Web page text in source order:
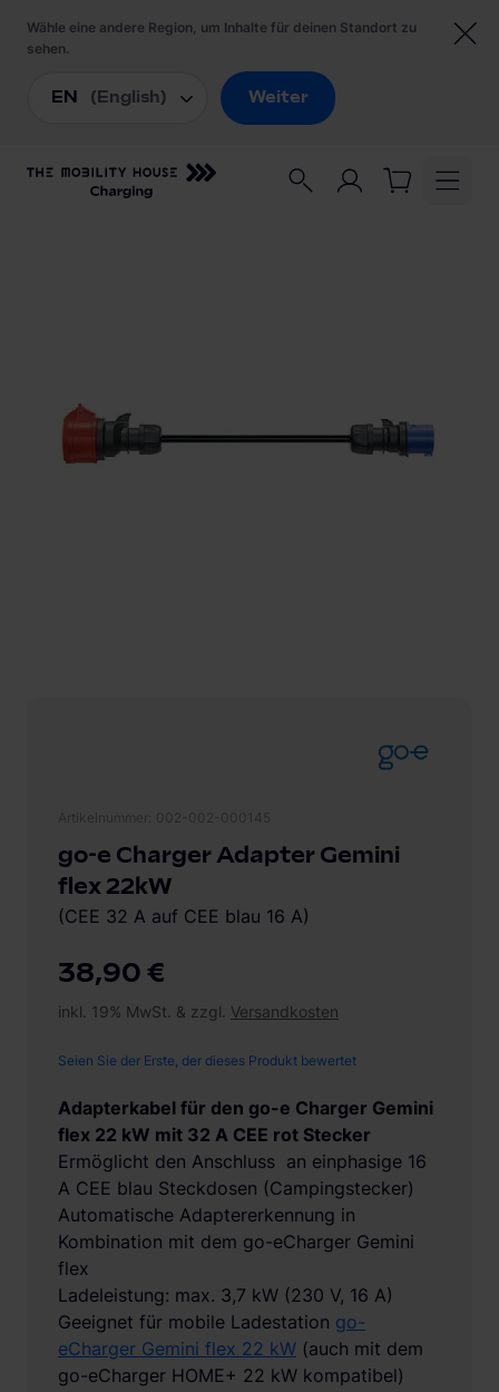
Ladezubehör
38,90 €
inkl. 19% MwSt. & zzgl. Versandkosten
Seien Sie der Erste, der dieses Produkt bewertet
Adapterkabel für den go-e Charger Gemini
flex 22 kW mit 32 A CEE rot Stecker
Ermöglicht den Anschluss an einphasige 16
A CEE blau Steckdosen (Campingstecker)
Automatische Adaptererkennung in
Kombination mit dem go-eCharger Gemini
flex
Ladeleistung: max. 3,7 kW (230 V, 16 A)
Geeignet für mobile Ladestation go-
eCharger Gemini flex 22 kW (auch mit dem
go-eCharger HOME+ 22 kW kompatibel)
go-e Charger Adapter Gemini
flex 22kW
(CEE 32 A auf CEE blau 16 A)